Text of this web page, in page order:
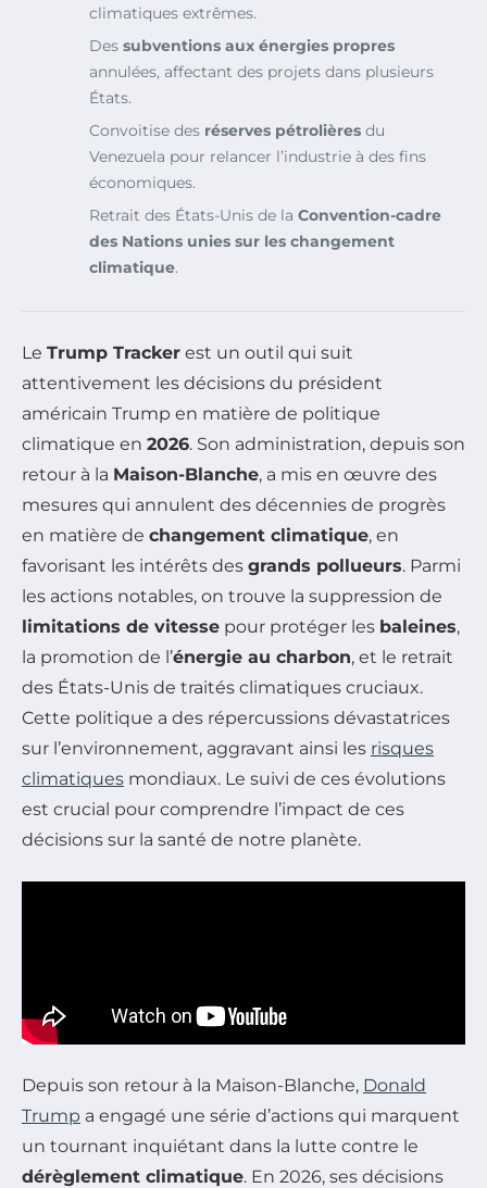
climatiques extrêmes.
Des subventions aux énergies propres
annulées, affectant des projets dans plusieurs
États.
Convoitise des réserves pétrolières du
Venezuela pour relancer l’industrie à des fins
économiques.
Retrait des États-Unis de la Convention-cadre
des Nations unies sur les changement
climatique.
Le Trump Tracker est un outil qui suit
attentivement les décisions du président
américain Trump en matière de politique
climatique en 2026. Son administration, depuis son
retour à la Maison-Blanche, a mis en œuvre des
mesures qui annulent des décennies de progrès
en matière de changement climatique, en
favorisant les intérêts des grands pollueurs. Parmi
les actions notables, on trouve la suppression de
limitations de vitesse pour protéger les baleines,
la promotion de l’énergie au charbon, et le retrait
des États-Unis de traités climatiques cruciaux.
Cette politique a des répercussions dévastatrices
sur l’environnement, aggravant ainsi les risques
climatiques mondiaux. Le suivi de ces évolutions
est crucial pour comprendre l’impact de ces
décisions sur la santé de notre planète.
Depuis son retour à la Maison-Blanche, Donald
Trump a engagé une série d’actions qui marquent
un tournant inquiétant dans la lutte contre le
dérèglement climatique. En 2026, ses décisions